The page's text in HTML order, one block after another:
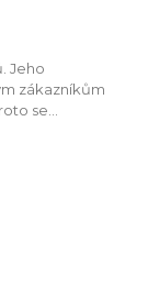
Jeho
zákazníkům
se...